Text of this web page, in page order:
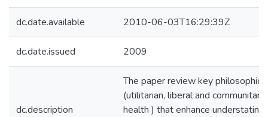
dc.date.available 2010-06-03T16:29:39Z
dc.date.issued 2009
dc.description
The paper review key
(utilitarian, liberal and
health ) that enhance